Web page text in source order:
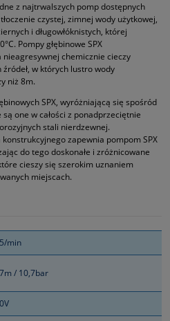
z najtrwalszych pomp dostępnych
czystej, zimnej wody użytkowej,
i długowłóknistych, której
Pompy głębinowe SPX
chemicznie cieczy
w których lustro wody
niż 8m.
SPX, wyróżniającą się spośród
one w całości z ponadprzeciętnie
stali nierdzewnej.
zapewnia pompom SPX
do tego doskonałe i zróżnicowane
cieszy się szerokim uznaniem
miejscach.
min
/ 10,7bar